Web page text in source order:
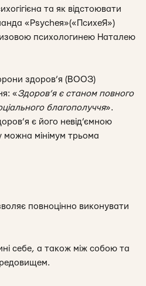
та як відстоювати
«Psycheя»(«ПсихеЯ»)
психологинею Наталею
здоров’я (ВООЗ)
«Здоров’я є станом повного
благополуччя».
є його невід’ємною
можна мінімум трьома
повноцінно виконувати
себе, а також між собою та